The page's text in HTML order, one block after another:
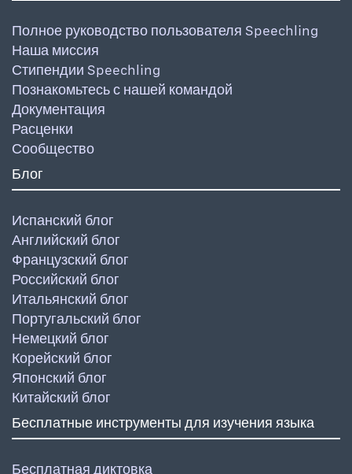
Полное руководство пользователя Speechling
Наша миссия
Стипендии Speechling
Познакомьтесь с нашей командой
Документация
Расценки
Сообщество
Блог
Испанский блог
Английский блог
Французский блог
Российский блог
Итальянский блог
Португальский блог
Немецкий блог
Корейский блог
Японский блог
Китайский блог
Бесплатные инструменты для изучения языка
Бесплатная диктовка